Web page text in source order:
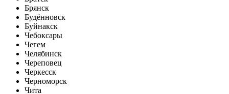
Брянск
Будённовск
Буйнакск
Чебоксары
Чегем
Челябинск
Череповец
Черкесск
Черноморск
Чита